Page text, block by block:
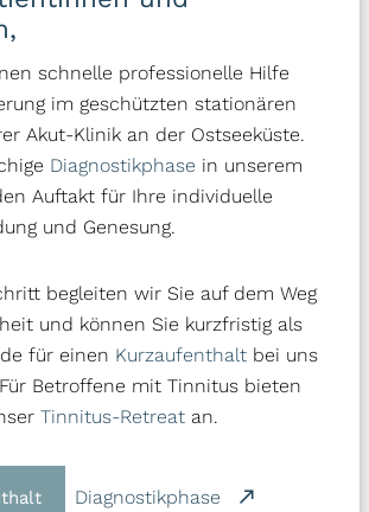
EINZULEGEN; DIES GILT AUCH
BESTIMMUNGEN GESTÜTZTES
RECHTSGRUNDLAGE, AUF
BERUHT, ENTNEHMEN SIE
WENN SIE
WERDEN WIR IHRE
DATEN NICHT
ES SEI DENN, WIR KÖNNEN
DIE IHRE INTERESSEN,
ÜBERWIEGEN ODER DIE
DER GELTENDMACHUNG,
VERTEIDIGUNG VON
(WIDERSPRUCH NACH ART. 21
schnelle professionelle Hilfe
im geschützten stationären
Akut-Klinik an der Ostseeküste.
Diagnostikphase in unserem
Auftakt für Ihre individuelle
und Genesung.
begleiten wir Sie auf dem Weg
und können Sie kurzfristig als
für einen Kurzaufenthalt bei uns
Betroffene mit Tinnitus bieten
Tinnitus-Retreat an.
Diagnostikphase